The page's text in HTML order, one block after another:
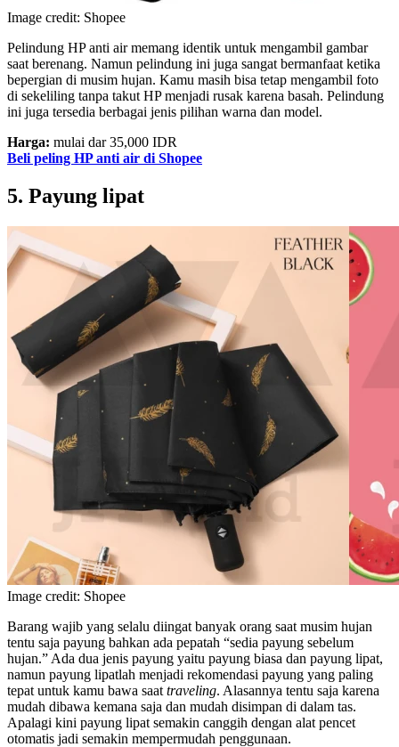
Image credit: Shopee
Pelindung HP anti air memang identik untuk mengambil gambar
saat berenang. Namun pelindung ini juga sangat bermanfaat ketika
bepergian di musim hujan. Kamu masih bisa tetap mengambil foto
di sekeliling tanpa takut HP menjadi rusak karena basah. Pelindung
ini juga tersedia berbagai jenis pilihan warna dan model.
Harga: mulai dar 35,000 IDR
Beli peling HP anti air di Shopee
5. Payung lipat
Image credit: Shopee
Barang wajib yang selalu diingat banyak orang saat musim hujan
tentu saja payung bahkan ada pepatah “sedia payung sebelum
hujan.” Ada dua jenis payung yaitu payung biasa dan payung lipat,
namun payung lipatlah menjadi rekomendasi payung yang paling
tepat untuk kamu bawa saat traveling. Alasannya tentu saja karena
mudah dibawa kemana saja dan mudah disimpan di dalam tas.
Apalagi kini payung lipat semakin canggih dengan alat pencet
otomatis jadi semakin mempermudah penggunaan.